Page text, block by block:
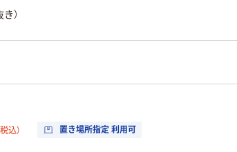
）
税込） 置き場所指定 利用可